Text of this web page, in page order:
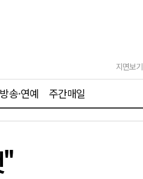
지면보기
방송·연예 주간매일